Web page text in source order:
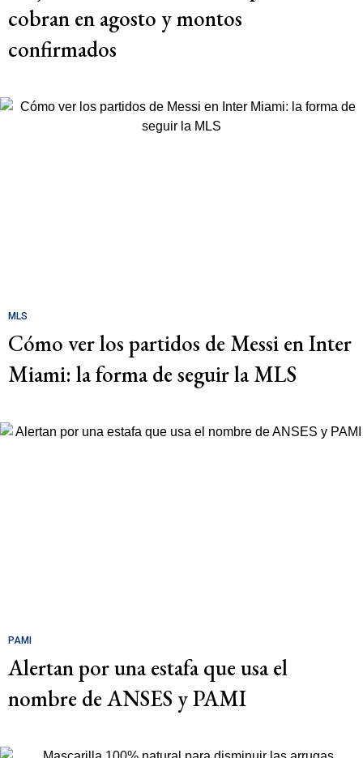
cobran en agosto y montos
confirmados
MLS
Cómo ver los partidos de Messi en Inter
Miami: la forma de seguir la MLS
PAMI
Alertan por una estafa que usa el
nombre de ANSES y PAMI